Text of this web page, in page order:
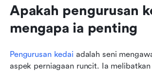
Apakah pengurusan
mengapa ia penting
Pengurusan kedai adalah seni
aspek perniagaan runcit. Ia